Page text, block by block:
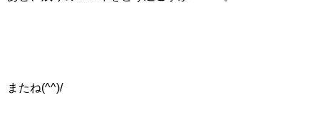
またね(^^)/